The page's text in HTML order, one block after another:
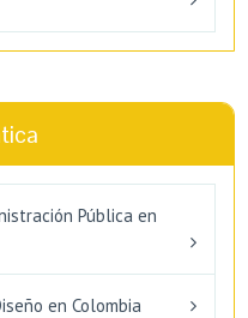
Pública en
en Colombia